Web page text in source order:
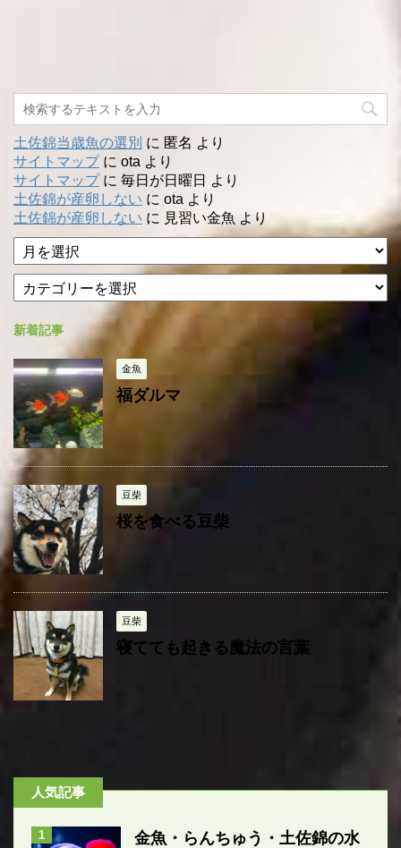
土佐錦当歳魚の選別 に 匿名 より
サイトマップに ota より
サイトマップに 毎日が日曜日 より
土佐錦が産卵しない に ota より
土佐錦が産卵しない に 見習い金魚 より
ア
ー
イ
テ
リ
ー
新着記事
金魚
福ダルマ
豆柴
桜を食べる豆柴
豆柴
寝てても起きる魔法の言葉
人気記事
1
金魚・らんちゅう・土佐錦の水